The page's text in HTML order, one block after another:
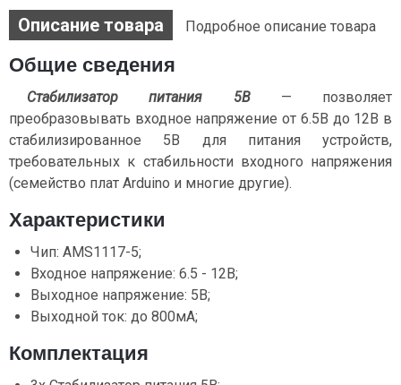
Описание товара Подробное описание товара
Общие сведения
Стабилизатор питания 5В— позволяет
преобразовывать входное напряжение от 6.5В до 12В в
стабилизированное 5В для питания устройств,
требовательных к стабильности входного напряжения
(семейство плат Arduino и многие другие).
Характеристики
Чип: AMS1117-5;
Входное напряжение: 6.5 - 12В;
Выходное напряжение: 5В;
Выходной ток: до 800мА;
Комплектация